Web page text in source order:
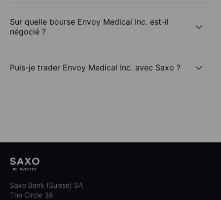
Sur quelle bourse Envoy Medical Inc. est-il
négocié ?
Puis-je trader Envoy Medical Inc. avec Saxo ?
Saxo Bank (Suisse) SA
The Circle 38